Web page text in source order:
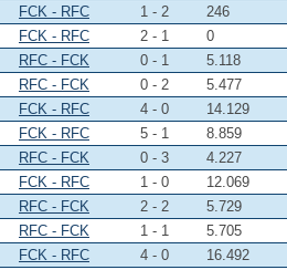
FCK - RFC 1 - 2
246
FCK - RFC 2 - 1
0
RFC - FCK 0 - 1
5.118
RFC - FCK 0 - 2
5.477
FCK - RFC 4 - 0
14.129
FCK - RFC 5 - 1
8.859
RFC - FCK 0 - 3
4.227
FCK - RFC 1 - 0
12.069
RFC - FCK 2 - 2
5.729
RFC - FCK 1 - 1
5.705
FCK - RFC 4 - 0
16.492